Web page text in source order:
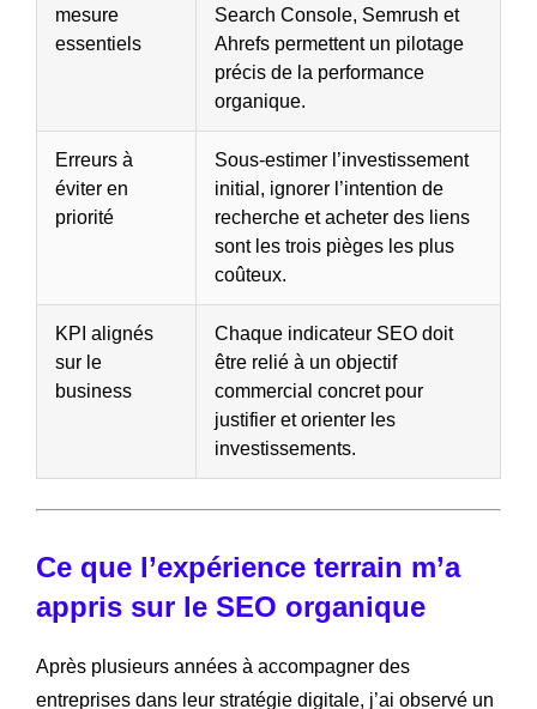
mesure
essentiels
Search Console, Semrush et
Ahrefs permettent un pilotage
précis de la performance
organique.
Erreurs à
éviter en
priorité
Sous-estimer l’investissement
initial, ignorer l’intention de
recherche et acheter des liens
sont les trois pièges les plus
coûteux.
KPI alignés
sur le
business
Chaque indicateur SEO doit
être relié à un objectif
commercial concret pour
justifier et orienter les
investissements.
Ce que l’expérience terrain m’a
appris sur le SEO organique
Après plusieurs années à accompagner des
entreprises dans leur stratégie digitale, j’ai observé un